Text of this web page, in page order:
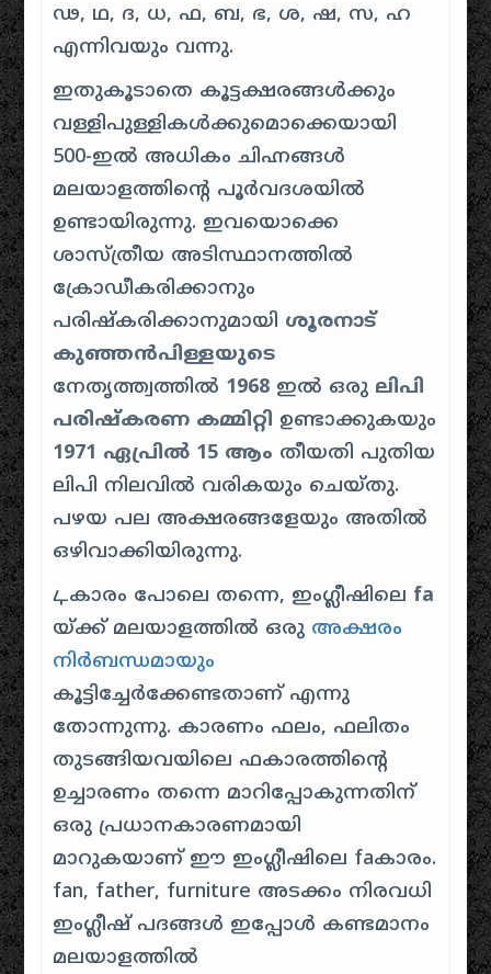
ഢ, ഥ, ദ, ധ, ഫ, ബ, ഭ, ശ, ഷ, സ, ഹ
എന്നിവയും വന്നു.
ഇതുകൂടാതെ കൂട്ടക്ഷരങ്ങൾക്കും
വള്ളിപുള്ളികൾക്കുമൊക്കെയായി
500-ഇൽ അധികം ചിഹ്നങ്ങൾ
മലയാളത്തിന്റെ പൂർവദശയിൽ
ഉണ്ടായിരുന്നു. ഇവയൊക്കെ
ശാസ്‌ത്രീയ അടിസ്ഥാനത്തിൽ
ക്രോഡീകരിക്കാനും
പരിഷ്‌കരിക്കാനുമായി ശൂരനാട്
കുഞ്ഞൻപിള്ളയുടെ
നേതൃത്ത്വത്തിൽ 1968 ഇൽ ഒരു ലിപി
പരിഷ്‌കരണ കമ്മിറ്റി ഉണ്ടാക്കുകയും
1971 ഏപ്രിൽ 15 ആം തീയതി പുതിയ
ലിപി നിലവിൽ വരികയും ചെയ്തു.
പഴയ പല അക്ഷരങ്ങളേയും അതിൽ
ഒഴിവാക്കിയിരുന്നു.
ഺകാരം പോലെ തന്നെ, ഇംഗ്ലീഷിലെ fa
യ്‌ക്ക് മലയാളത്തിൽ ഒരു അക്ഷരം
നിർബന്ധമായും
കൂട്ടിച്ചേർക്കേണ്ടതാണ് എന്നു
തോന്നുന്നു. കാരണം ഫലം, ഫലിതം
തുടങ്ങിയവയിലെ ഫകാരത്തിന്റെ
ഉച്ചാരണം തന്നെ മാറിപ്പോകുന്നതിന്
ഒരു പ്രധാനകാരണമായി
മാറുകയാണ് ഈ ഇംഗ്ലീഷിലെ faകാരം.
fan, father, furniture അടക്കം നിരവധി
ഇംഗ്ലീഷ് പദങ്ങൾ ഇപ്പോൾ കണ്ടമാനം
മലയാളത്തിൽ